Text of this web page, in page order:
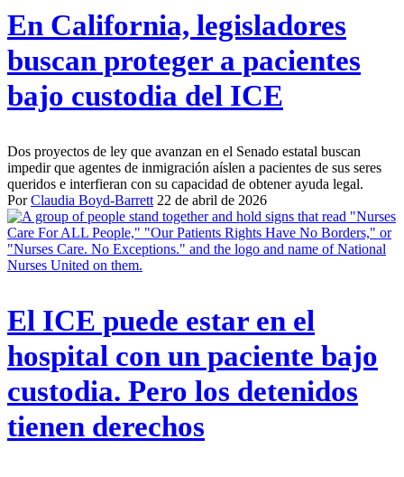
En California, legisladores
buscan proteger a pacientes
bajo custodia del ICE
Dos proyectos de ley que avanzan en el Senado estatal buscan
impedir que agentes de inmigración aíslen a pacientes de sus seres
queridos e interfieran con su capacidad de obtener ayuda legal.
PorClaudia Boyd-Barrett 22 de abril de 2026
El ICE puede estar en el
hospital con un paciente bajo
custodia. Pero los detenidos
tienen derechos